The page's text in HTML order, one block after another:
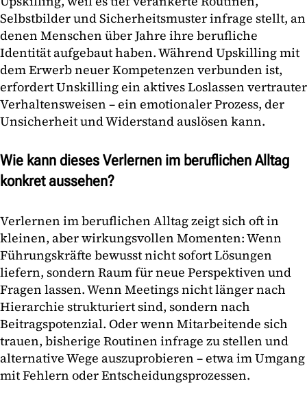
Selbstbilder und Sicherheitsmuster infrage stellt, an
denen Menschen über Jahre ihre berufliche
Identität aufgebaut haben. Während Upskilling mit
dem Erwerb neuer Kompetenzen verbunden ist,
erfordert Unskilling ein aktives Loslassen vertrauter
Verhaltensweisen – ein emotionaler Prozess, der
Unsicherheit und Widerstand auslösen kann.
Wie kann dieses Verlernen im beruflichen Alltag
konkret aussehen?
Verlernen im beruflichen Alltag zeigt sich oft in
kleinen, aber wirkungsvollen Momenten: Wenn
Führungskräfte bewusst nicht sofort Lösungen
liefern, sondern Raum für neue Perspektiven und
Fragen lassen. Wenn Meetings nicht länger nach
Hierarchie strukturiert sind, sondern nach
Beitragspotenzial. Oder wenn Mitarbeitende sich
trauen, bisherige Routinen infrage zu stellen und
alternative Wege auszuprobieren – etwa im Umgang
mit Fehlern oder Entscheidungsprozessen.